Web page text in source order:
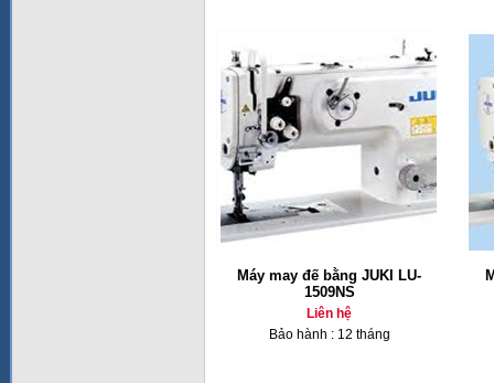
Máy may đế bằng JUKI LU-
1509NS
Liên hệ
Bảo hành : 12 tháng